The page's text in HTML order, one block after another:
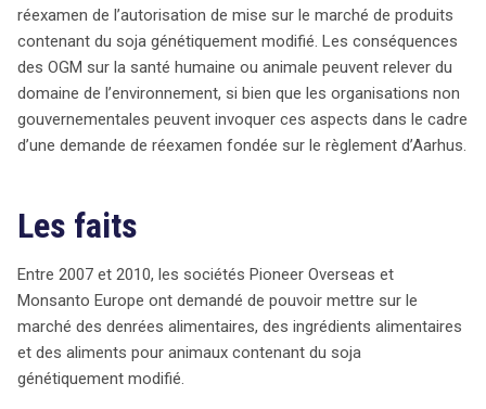
décision de la Commission européenne qui avait rejeté
une demande de réexamen concernant l’autorisation de
mise sur le marché de produits contenant du soja
génétiquement modifié. Cette décision, fondée sur le
règlement d’Aarhus, permet aux organisations non
gouvernementales d’intervenir dans le processus
OGM sur la santé humaine et animale doivent être
la Commission avait rejeté la demande de TestBioTech,
arguant que les préoccupations sanitaires n’étaient pas
pertinentes pour un réexamen basé sur le droit
environnemental. Cependant, le Tribunal a jugé que les
autorisations de produits génétiquement modifiés
réexamen de l’autorisation de mise sur le marché de produits
contenant du soja génétiquement modifié. Les conséquences
des OGM sur la santé humaine ou animale peuvent relever du
domaine de l’environnement, si bien que les organisations non
gouvernementales peuvent invoquer ces aspects dans le cadre
d’une demande de réexamen fondée sur le règlement d’Aarhus.
Les faits
Entre 2007 et 2010, les sociétés Pioneer Overseas et
Monsanto Europe ont demandé de pouvoir mettre sur le
marché des denrées alimentaires, des ingrédients alimentaires
et des aliments pour animaux contenant du soja
génétiquement modifié.